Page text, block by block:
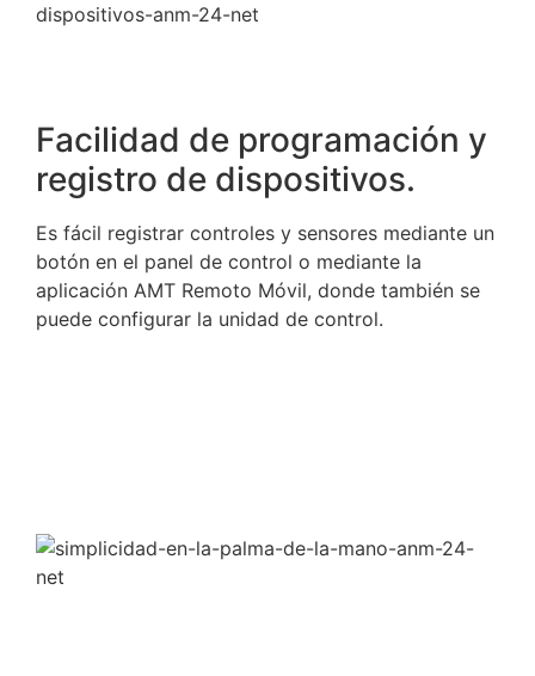
Facilidad de programación y
registro de dispositivos.
Es fácil registrar controles y sensores mediante un
botón en el panel de control o mediante la
aplicación AMT Remoto Móvil, donde también se
puede configurar la unidad de control.